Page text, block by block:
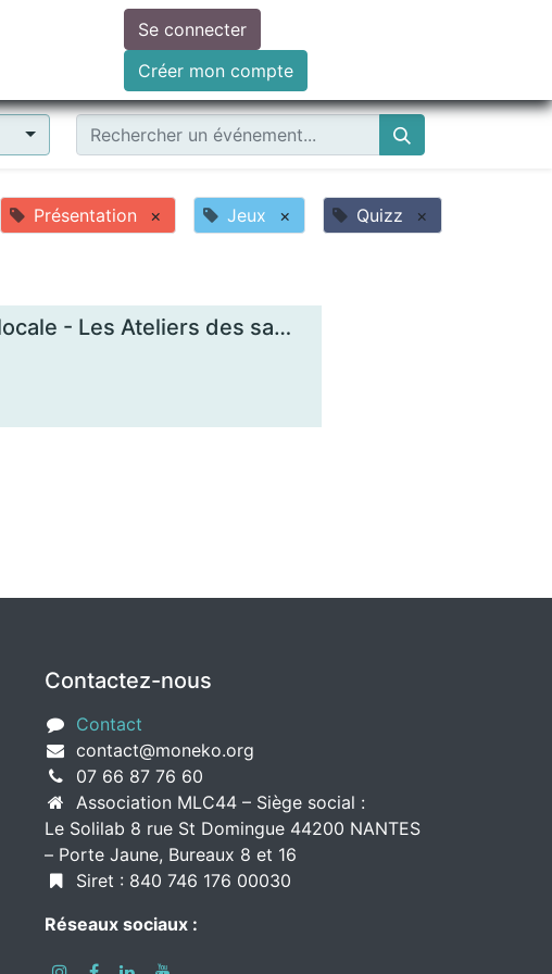
Faire un don
Se connecter
Créer mon compte
Présentation × Jeux × Quizz ×
Comprendre les enjeux de la monnaie locale - Les Ateliers des savoirs
Contactez-nous
Contact
contact@moneko.org
07 66 87 76 60
Association MLC44 – Siège social :
Le Solilab 8 rue St Domingue 44200 NANTES
– Porte Jaune, Bureaux 8 et 16
Siret : 840 746 176 00030
Réseaux sociaux :